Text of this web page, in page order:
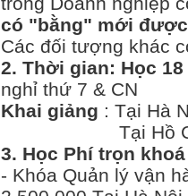
có "bằng" mới
Các đối tượng khác
2. Thời gian: Học
nghỉ thứ 7 & CN
Khai giảng : Tại Hà
Tại Hồ
3. Học Phí trọn
- Khóa Quản lý vận